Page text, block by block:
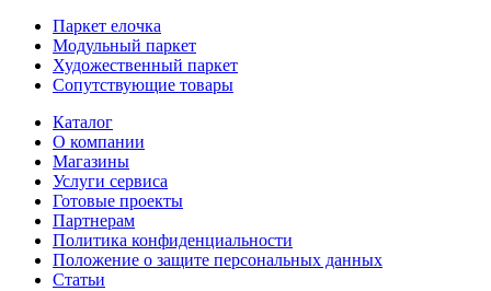
Паркет елочка
Модульный паркет
Художественный паркет
Сопутствующие товары
Каталог
О компании
Магазины
Услуги сервиса
Готовые проекты
Партнерам
Политика конфиденциальности
Положение о защите персональных данных
Статьи